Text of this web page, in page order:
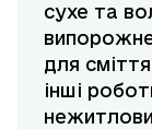
сухе та
для сміття
інші